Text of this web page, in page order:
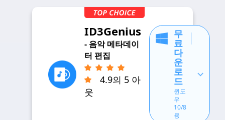
ID3Genius
- 음악 메타데이
터 편집
4.9의 5 아
웃
무
료
다
운
로
드
윈도
우
10/8
용